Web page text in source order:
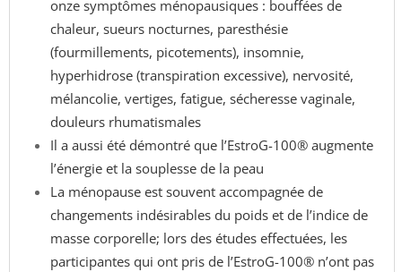
onze symptômes ménopausiques : bouffées de
chaleur, sueurs nocturnes, paresthésie
(fourmillements, picotements), insomnie,
hyperhidrose (transpiration excessive), nervosité,
mélancolie, vertiges, fatigue, sécheresse vaginale,
douleurs rhumatismales
Il a aussi été démontré que l’EstroG-100® augmente
l’énergie et la souplesse de la peau
La ménopause est souvent accompagnée de
changements indésirables du poids et de l’indice de
masse corporelle; lors des études effectuées, les
participantes qui ont pris de l’EstroG-100® n’ont pas